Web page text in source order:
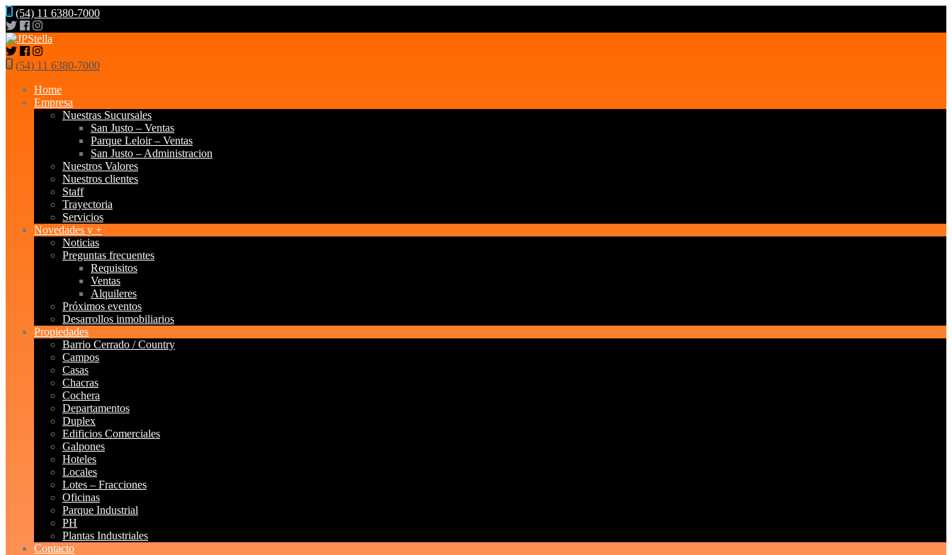
(54) 11 6380-7000
(54) 11 6380-7000
Home
Empresa
Nuestras Sucursales
San Justo – Ventas
Parque Leloir – Ventas
San Justo – Administracion
Nuestros Valores
Nuestros clientes
Staff
Trayectoria
Servicios
Novedades y +
Noticias
Preguntas frecuentes
Requisitos
Ventas
Alquileres
Próximos eventos
Desarrollos inmobiliarios
Propiedades
Barrio Cerrado / Country
Campos
Casas
Chacras
Cochera
Departamentos
Duplex
Edificios Comerciales
Galpones
Hoteles
Locales
Lotes – Fracciones
Oficinas
Parque Industrial
PH
Plantas Industriales
Contacto